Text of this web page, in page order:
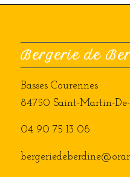
Bergerie de
Basses Courennes
84750 Saint-Martin-
04 90 75 13 08